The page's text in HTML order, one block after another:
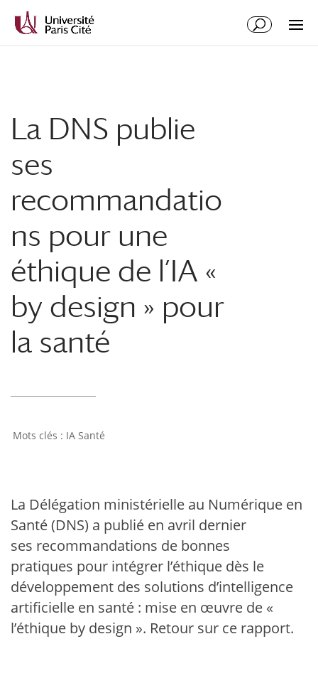
La DNS publie
ses
recommandatio
ns pour une
éthique de l’IA «
by design » pour
la santé
IA Santé
La Délégation ministérielle au Numérique en
Santé (DNS) a publié en avril dernier
ses recommandations de bonnes
pratiques pour intégrer l’éthique dès le
développement des solutions d’intelligence
artificielle en santé : mise en œuvre de «
l’éthique by design ». Retour sur ce rapport.